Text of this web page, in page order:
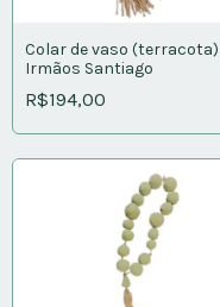
Colar de vaso
Irmãos Santiago
R$194,00